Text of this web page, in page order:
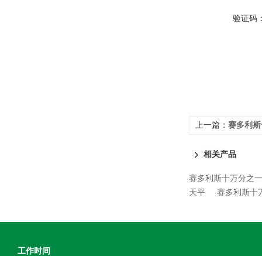
验证码
上一篇： 赛多利
相关产品
赛多利斯十万分之
天平
赛多利斯十
工作时间